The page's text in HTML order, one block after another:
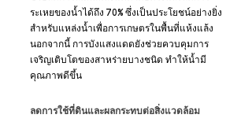
ระเหยของน้ำได้ถึง 70% ซึ่งเป็นประโยชน์อย่างยิ่ง
สำหรับแหล่งน้ำเพื่อการเกษตรในพื้นที่แห้งแล้ง
นอกจากนี้ การบังแสงแดดยังช่วยควบคุมการ
เจริญเติบโตของสาหร่ายบางชนิด ทำให้น้ำมี
คุณภาพดีขึ้น
ลดการใช้ที่ดินและผลกระทบต่อสิ่งแวดล้อม